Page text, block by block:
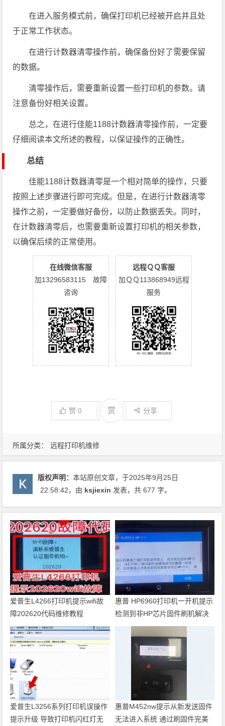
所属分类： 远程打印机维修
在进入服务模式前，确保打印机已经被开启并且处
于正常工作状态。
在进行计数器清零操作前，确保备份好了需要保留
的数据。
清零操作后，需要重新设置一些打印机的参数。请
注意备份好相关设置。
总之，在进行佳能1188计数器清零操作前，一定要
仔细阅读本文所述的教程，以保证操作的正确性。
总结
佳能1188计数器清零是一个相对简单的操作，只要
按照上述步骤进行即可完成。但是，在进行计数器清零
操作之前，一定要做好备份，以防止数据丢失。同时，
在计数器清零后，也需要重新设置打印机的相关参数，
以确保后续的正常使用。
在线微信客服
加13296583115 故障
咨询
远程ＱＱ客服
加ＱＱ113868949远程
服务
赞0 赏 分享
版权声明：本站原创文章，于2025年9月25日
22:58:42，由 ksjiexin 发表，共 677 字。
爱普生L4266打印机提示wifi故
障202620代码维修教程
惠普 HP6960打印机一开机提示
检测到非HP芯片固件刷机解决
爱普生L3256系列打印机误操作
提示升级 导致打印机闪红灯无
惠普M452nw提示从新发送固件
无法进入系统 通过刷固件完美